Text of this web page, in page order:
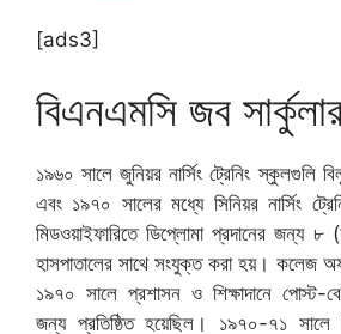
[ads3]
বিএনএমসি জব
১৯৬০ সালে জুনিয়র নার্সিং ট্রেনিং স্কুলগুলি
এবং ১৯৭০ সালের মধ্যে সিনিয়র নার্সিং
মিডওয়াইফারিতে ডিপ্লোমা প্রদানের জন্য
হাসপাতালের সাথে সংযুক্ত করা হয়। কলেজ অফ
১৯৭০ সালে প্রশাসন ও শিক্ষাদানে পোস্ট-
জন্য প্রতিষ্ঠিত হয়েছিল। ১৯৭০-৭১ সালে